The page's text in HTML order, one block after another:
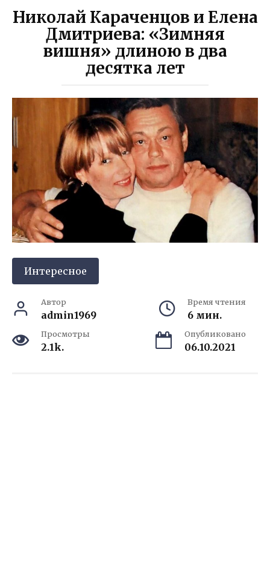
Николай Караченцов и Елена
Дмитриева: «Зимняя
вишня» длиною в два
десятка лет
Интересное
Автор
admin1969
Время чтения
6 мин.
Просмотры
2.1k.
Опубликовано
06.10.2021